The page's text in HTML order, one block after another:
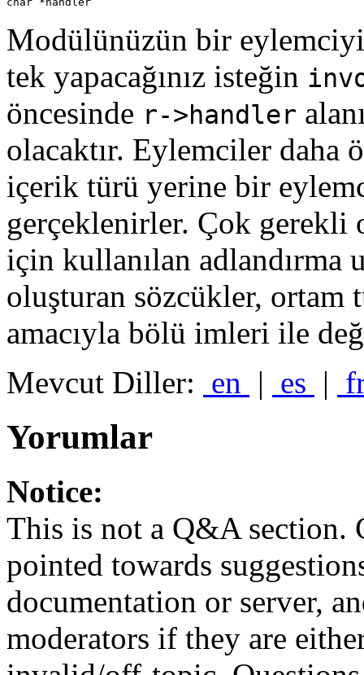
Modülünüzün bir eylemciyi
tek yapacağınız isteğin
öncesinde r->handler
olacaktır. Eylemciler daha
içerik türü yerine bir
gerçeklenirler. Çok
için kullanılan adlandırma
oluşturan sözcükler, ortam
amacıyla bölü imleri ile
Mevcut Diller: en | es |
Yorumlar
Notice:
This is not a Q&A section.
pointed towards
documentation or server,
moderators if they are